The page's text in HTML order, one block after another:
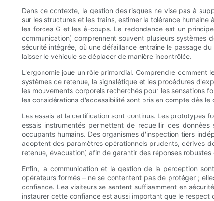
Dans ce contexte, la gestion des risques ne vise pas à
sur les structures et les trains, estimer la tolérance
les forces G et les à-coups. La redondance est un
communication) comprennent souvent plusieurs systèmes
sécurité intégrée, où une défaillance entraîne le passage
laisser le véhicule se déplacer de manière incontrôlée.
L'ergonomie joue un rôle primordial. Comprendre
systèmes de retenue, la signalétique et les procédures
les mouvements corporels recherchés pour les sensations
les considérations d'accessibilité sont pris en compte dès
Les essais et la certification sont continus. Les prototypes
essais instrumentés permettent de recueillir des
occupants humains. Des organismes d'inspection tiers
adoptent des paramètres opérationnels prudents, dérivés
retenue, évacuation) afin de garantir des réponses robustes
Enfin, la communication et la gestion de la perception
opérateurs formés – ne se contentent pas de protéger ;
confiance. Les visiteurs se sentent suffisamment en
instaurer cette confiance est aussi important que le respect